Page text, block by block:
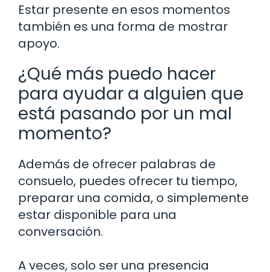
Estar presente en esos momentos
también es una forma de mostrar
apoyo.
¿Qué más puedo hacer
para ayudar a alguien que
está pasando por un mal
momento?
Además de ofrecer palabras de
consuelo, puedes ofrecer tu tiempo,
preparar una comida, o simplemente
estar disponible para una
conversación.
A veces, solo ser una presencia